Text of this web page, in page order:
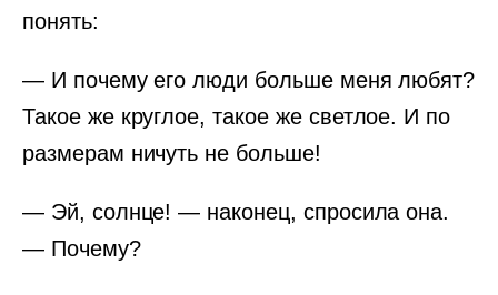
понять:
— И почему его люди больше меня любят?
Такое же круглое, такое же светлое. И по
размерам ничуть не больше!
— Эй, солнце! — наконец, спросила она.
— Почему?